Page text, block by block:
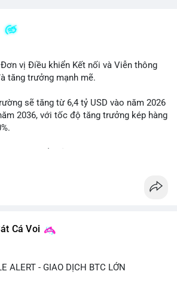
vị Điều khiển Kết nối và Viễn thông
tăng trưởng mạnh mẽ.
sẽ tăng từ 6,4 tỷ USD vào năm 2026
2036, với tốc độ tăng trưởng kép hàng
logistics và thiết bị thông minh.
dõi xu hướng này để nắm bắt cơ hội
Cá Voi
ALERT - GIAO DỊCH BTC LỚN